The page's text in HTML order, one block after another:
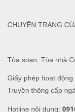
Tòa soạn: Tòa nhà
Giấy phép hoạt
Truyền thông cấp
Hotline nội dung:
CHUYÊN TRANG